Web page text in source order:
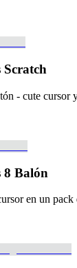
Scratch
- cute cursor
8 Balón
en un pack